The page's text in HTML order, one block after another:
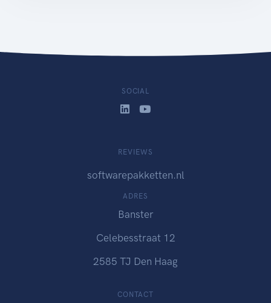
SOCIAL
REVIEWS
softwarepakketten.nl
ADRES
Banster
Celebesstraat 12
2585 TJ Den Haag
CONTACT